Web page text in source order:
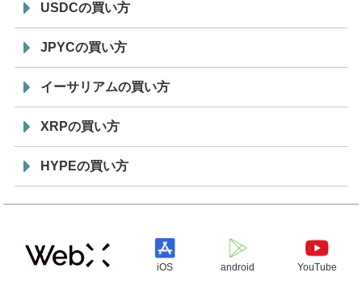
USDCの買い方
JPYCの買い方
イーサリアムの買い方
XRPの買い方
HYPEの買い方
iOS android YouTube